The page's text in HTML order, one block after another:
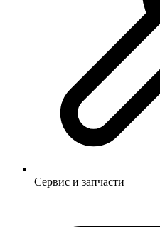
Сервис и запчасти